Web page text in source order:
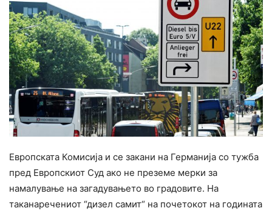
Европската Комисија и се закани на Германија со тужба
пред Европскиот Суд ако не преземе мерки за
намалување на загадувањето во градовите. На
таканаречениот “дизел самит“ на почетокот на годината